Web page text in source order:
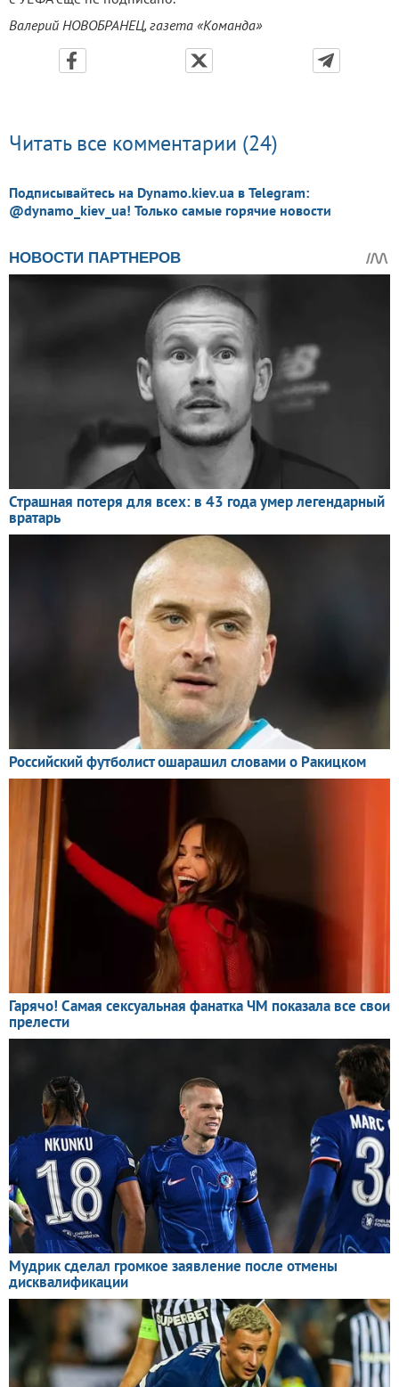
Валерий НОВОБРАНЕЦ, газета «Команда»
Читать все комментарии (24)
Подписывайтесь на Dynamo.kiev.ua в Telegram:
@dynamo_kiev_ua! Только самые горячие новости